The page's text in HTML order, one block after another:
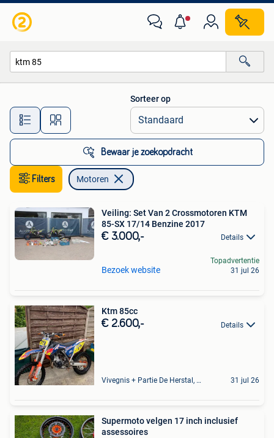
Alle afstanden…
Sorteer op
Bewaar je zoekopdracht
Filters Motoren
Veiling: Set Van 2 Crossmotoren KTM
85-SX 17/14 Benzine 2017
€ 3.000,- Details
Bezoek website
Topadvertentie
31 jul 26
Ktm 85cc
€ 2.600,- Details
Vivegnis + Partie De Herstal, Wandre Et Cheratte 31 jul 26
Supermoto velgen 17 inch inclusief
assessoires